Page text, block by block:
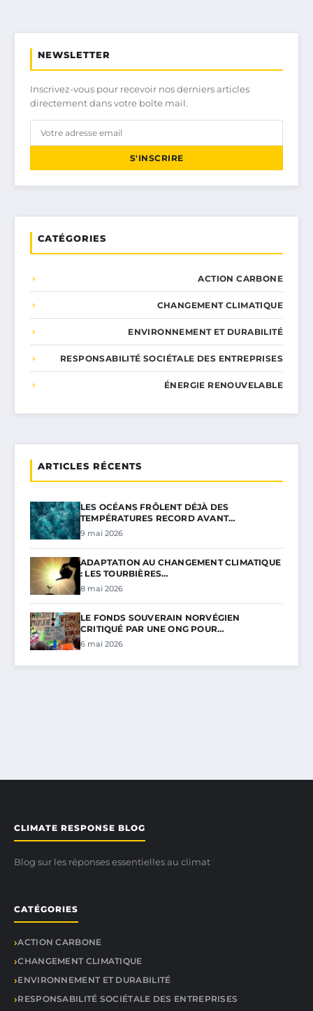
NEWSLETTER
Inscrivez-vous pour recevoir nos derniers articles
directement dans votre boîte mail.
S'INSCRIRE
CATÉGORIES
ACTION CARBONE
CHANGEMENT CLIMATIQUE
ENVIRONNEMENT ET DURABILITÉ
RESPONSABILITÉ SOCIÉTALE DES ENTREPRISES
ÉNERGIE RENOUVELABLE
ARTICLES RÉCENTS
LES OCÉANS FRÔLENT DÉJÀ DES
TEMPÉRATURES RECORD AVANT…
9 mai 2026
ADAPTATION AU CHANGEMENT CLIMATIQUE
: LES TOURBIÈRES…
8 mai 2026
LE FONDS SOUVERAIN NORVÉGIEN
CRITIQUÉ PAR UNE ONG POUR…
6 mai 2026
CLIMATE RESPONSE BLOG
Blog sur les réponses essentielles au climat
CATÉGORIES
ACTION CARBONE
CHANGEMENT CLIMATIQUE
ENVIRONNEMENT ET DURABILITÉ
RESPONSABILITÉ SOCIÉTALE DES ENTREPRISES